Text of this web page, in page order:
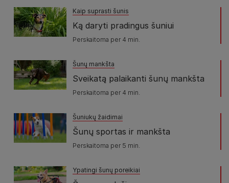
Kaip suprasti šunis
Ką daryti pradingus šuniui
Perskaitoma per 4 min.
Šunų mankšta
Sveikatą palaikanti šunų mankšta
Perskaitoma per 4 min.
Šuniukų žaidimai
Šunų sportas ir mankšta
Perskaitoma per 5 min.
Ypatingi šunų poreikiai